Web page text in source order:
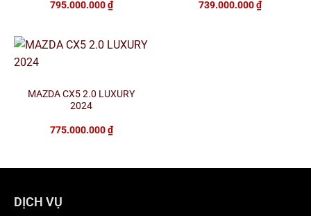
795.000.000₫ 739.000.000₫
MAZDA CX5 2.0 LUXURY
2024
775.000.000₫
DỊCH VỤ